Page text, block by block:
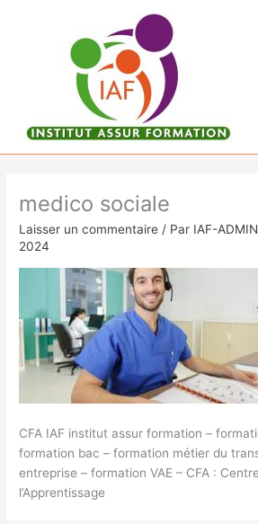
medico sociale
Laisser un commentaire / Par IAF-
2024
CFA IAF institut assur formation –
formation bac – formation métier du
entreprise – formation VAE – CFA :
l’Apprentissage